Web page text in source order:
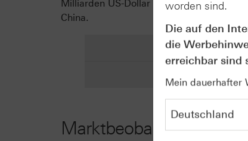
Milliarden US-Dollar Umsatz in Aussicht
China.
Marktbeobachtung
worden sind.
Die auf den
die
erreichbar sind
Mein dauerhafter